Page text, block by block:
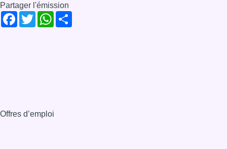
Partager l'émission
Facebook
TwitterWhatsApp
Offres d’emploi